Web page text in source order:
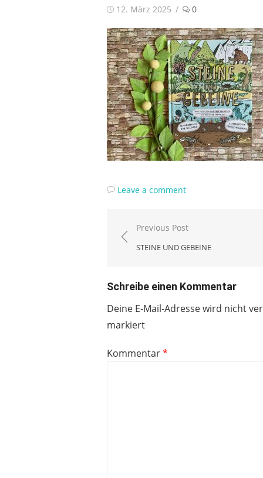
Posted
12. März 2025 0
Leave a comment
Beitragsnavigation
Previous Post
STEINE UND GEBEINE
Schreibe einen Kommentar
Deine E-Mail-Adresse wird nicht
markiert
Kommentar*